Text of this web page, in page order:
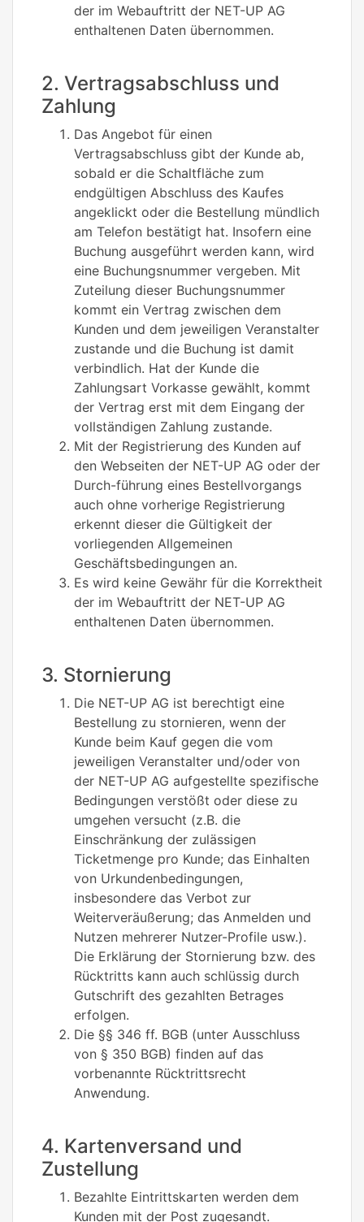
der im Webauftritt der NET-UP AG
enthaltenen Daten übernommen.
2. Vertragsabschluss und
Zahlung
Das Angebot für einen
Vertragsabschluss gibt der Kunde ab,
sobald er die Schaltfläche zum
endgültigen Abschluss des Kaufes
angeklickt oder die Bestellung mündlich
am Telefon bestätigt hat. Insofern eine
Buchung ausgeführt werden kann, wird
eine Buchungsnummer vergeben. Mit
Zuteilung dieser Buchungsnummer
kommt ein Vertrag zwischen dem
Kunden und dem jeweiligen Veranstalter
zustande und die Buchung ist damit
verbindlich. Hat der Kunde die
Zahlungsart Vorkasse gewählt, kommt
der Vertrag erst mit dem Eingang der
vollständigen Zahlung zustande.
Mit der Registrierung des Kunden auf
den Webseiten der NET-UP AG oder der
Durch-führung eines Bestellvorgangs
auch ohne vorherige Registrierung
erkennt dieser die Gültigkeit der
vorliegenden Allgemeinen
Geschäftsbedingungen an.
Es wird keine Gewähr für die Korrektheit
der im Webauftritt der NET-UP AG
enthaltenen Daten übernommen.
3. Stornierung
Die NET-UP AG ist berechtigt eine
Bestellung zu stornieren, wenn der
Kunde beim Kauf gegen die vom
jeweiligen Veranstalter und/oder von
der NET-UP AG aufgestellte spezifische
Bedingungen verstößt oder diese zu
umgehen versucht (z.B. die
Einschränkung der zulässigen
Ticketmenge pro Kunde; das Einhalten
von Urkundenbedingungen,
insbesondere das Verbot zur
Weiterveräußerung; das Anmelden und
Nutzen mehrerer Nutzer-Profile usw.).
Die Erklärung der Stornierung bzw. des
Rücktritts kann auch schlüssig durch
Gutschrift des gezahlten Betrages
erfolgen.
Die §§ 346 ff. BGB (unter Ausschluss
von § 350 BGB) finden auf das
vorbenannte Rücktrittsrecht
Anwendung.
4. Kartenversand und
Zustellung
Bezahlte Eintrittskarten werden dem
Kunden mit der Post zugesandt.